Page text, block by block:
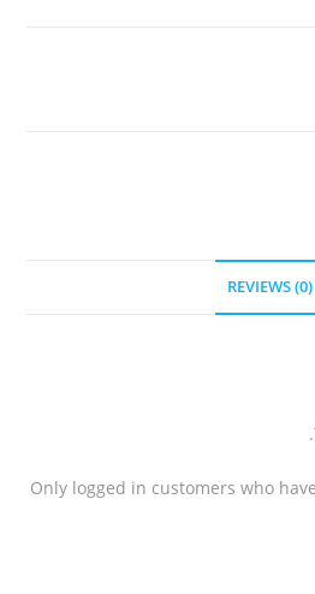
REVIEWS (0)
Only logged in customers who